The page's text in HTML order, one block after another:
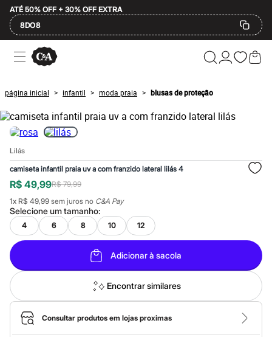
ATÉ 50% OFF + 30% OFF EXTRA
8DO8
Ofertas
Compre por Departamento
Masculino
Infantil
Calçados
Mindse7
Plus Size
Até 40% off
Até 60% off
A partir de 60% off
Feminino
Em alta
Inverno
Alfaiataria
Novidades
Roupas
Blusas e Camisetas
Básicos
Calças
Casacos e Jaquetas
Jeans
Macacões
Saias
Shorts e Bermudas
página inicial > infantil > moda praia > blusas de proteção
Lilás
camiseta infantil praia uv a com franzido lateral lilás 4
R$ 49,99R$ 79,99
1x R$ 49,99 sem juros no C&A Pay
Selecione umtamanho:
4 6 8 10 12
Adicionar à sacola
Encontrar similares
Consultar produtos em lojas proximas